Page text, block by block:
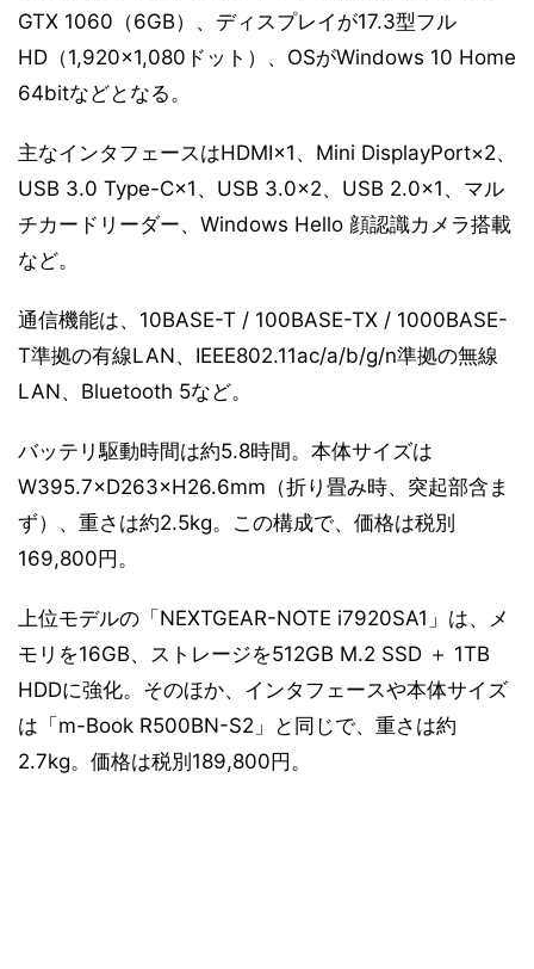
GTX 1060（6GB）、ディスプレイが17.3型フル
HD（1,920×1,080ドット）、OSがWindows 10 Home
64bitなどとなる。
主なインタフェースはHDMI×1、Mini DisplayPort×2、
USB 3.0 Type-C×1、USB 3.0×2、USB 2.0×1、マル
チカードリーダー、Windows Hello 顔認識カメラ搭載
など。
通信機能は、10BASE-T / 100BASE-TX / 1000BASE-
T準拠の有線LAN、IEEE802.11ac/a/b/g/n準拠の無線
LAN、Bluetooth 5など。
バッテリ駆動時間は約5.8時間。本体サイズは
W395.7×D263×H26.6mm（折り畳み時、突起部含ま
ず）、重さは約2.5kg。この構成で、価格は税別
169,800円。
上位モデルの「NEXTGEAR-NOTE i7920SA1」は、メ
モリを16GB、ストレージを512GB M.2 SSD ＋ 1TB
HDDに強化。そのほか、インタフェースや本体サイズ
は「m-Book R500BN-S2」と同じで、重さは約
2.7kg。価格は税別189,800円。